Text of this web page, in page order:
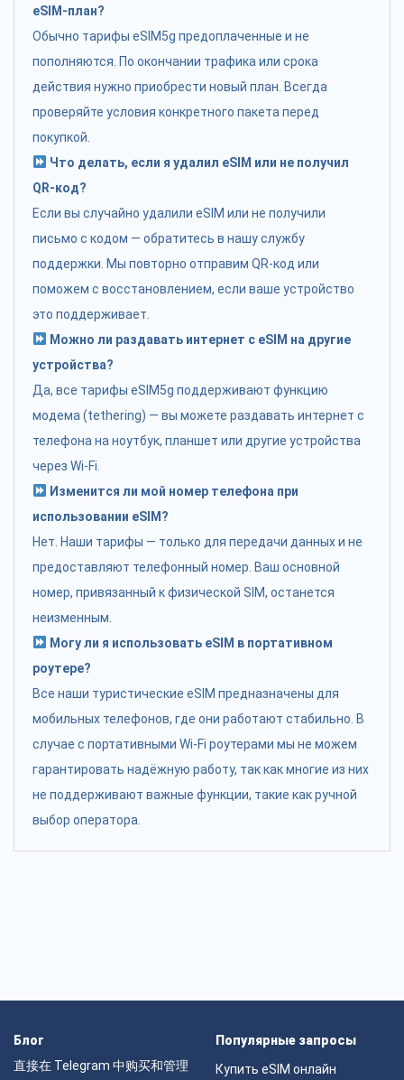
eSIM-план?
Обычно тарифы eSIM5g предоплаченные и не
пополняются. По окончании трафика или срока
действия нужно приобрести новый план. Всегда
проверяйте условия конкретного пакета перед
покупкой.
Что делать, если я удалил eSIM или не получил
QR-код?
Если вы случайно удалили eSIM или не получили
письмо с кодом — обратитесь в нашу службу
поддержки. Мы повторно отправим QR-код или
поможем с восстановлением, если ваше устройство
это поддерживает.
Можно ли раздавать интернет с eSIM на другие
устройства?
Да, все тарифы eSIM5g поддерживают функцию
модема (tethering) — вы можете раздавать интернет с
телефона на ноутбук, планшет или другие устройства
через Wi-Fi.
Изменится ли мой номер телефона при
использовании eSIM?
Нет. Наши тарифы — только для передачи данных и не
предоставляют телефонный номер. Ваш основной
номер, привязанный к физической SIM, останется
неизменным.
Могу ли я использовать eSIM в портативном
роутере?
Все наши туристические eSIM предназначены для
мобильных телефонов, где они работают стабильно. В
случае с портативными Wi-Fi роутерами мы не можем
гарантировать надёжную работу, так как многие из них
не поддерживают важные функции, такие как ручной
выбор оператора.
Блог
直接在 Telegram 中购买和管理
Популярные запросы
Купить eSIM онлайн